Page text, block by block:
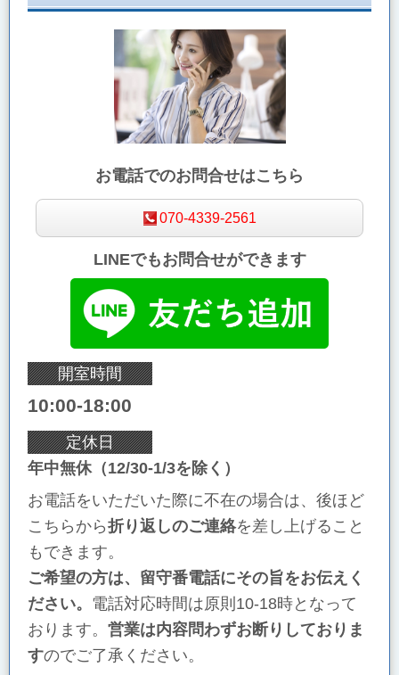
お電話でのお問合せはこちら
070-4339-2561
LINEでもお問合せができます
開室時間
10:00-18:00
定休日
年中無休（12/30-1/3を除く）
お電話をいただいた際に不在の場合は、後ほど
こちらから折り返しのご連絡を差し上げること
もできます。
ご希望の方は、留守番電話にその旨をお伝えく
ださい。 電話対応時間は原則10-18時となって
おります。 営業は内容問わずお断りしておりま
すのでご了承ください。